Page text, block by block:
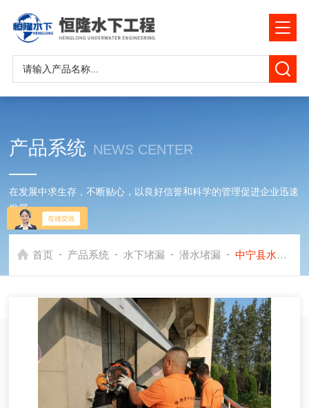
产品系统 NEWS CENTER
在发展中求生存，不断贴心，以良好信誉和科学的管理促进企业迅速
发展
首页 - 产品系统 - 水下堵漏 - 潜水堵漏 - 中宁县水下管道加固堵漏公司